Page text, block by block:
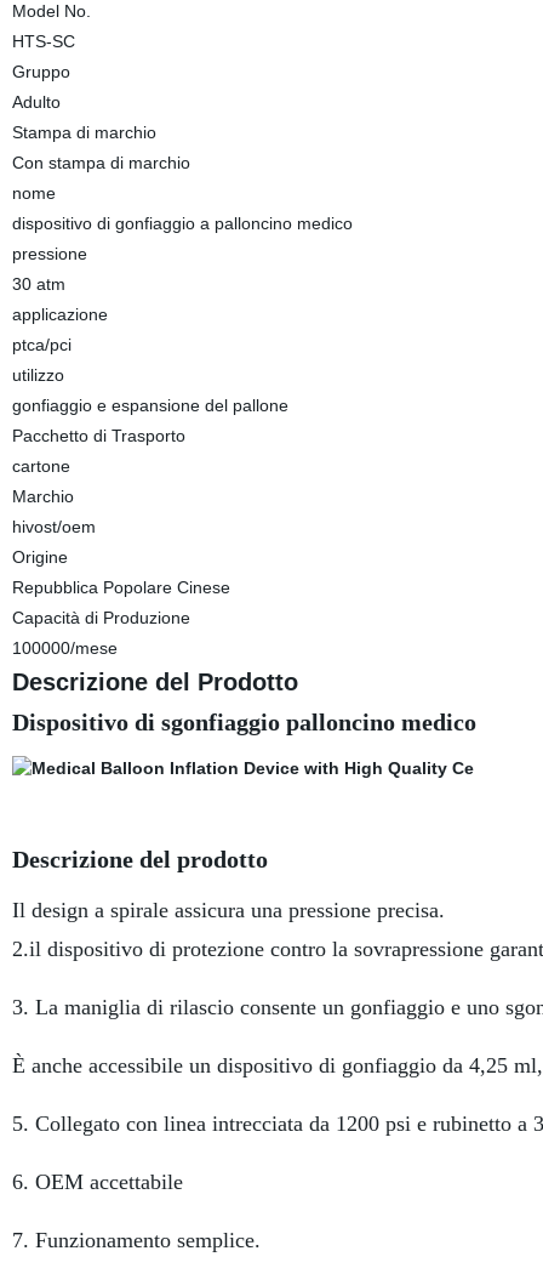
Model No.
HTS-SC
Gruppo
Adulto
Stampa di marchio
Con stampa di marchio
nome
dispositivo di gonfiaggio a palloncino medico
pressione
30 atm
applicazione
ptca/pci
utilizzo
gonfiaggio e espansione del pallone
Pacchetto di Trasporto
cartone
Marchio
hivost/oem
Origine
Repubblica Popolare Cinese
Capacità di Produzione
100000/mese
Descrizione del Prodotto
Dispositivo di sgonfiaggio palloncino medico
Descrizione del prodotto
Il design a spirale assicura una pressione precisa.
2.il dispositivo di protezione contro la sovrapressione
3. La maniglia di rilascio consente un gonfiaggio e uno
È anche accessibile un dispositivo di gonfiaggio da 4,25
5. Collegato con linea intrecciata da 1200 psi e rubinetto a
6. OEM accettabile
7. Funzionamento semplice.